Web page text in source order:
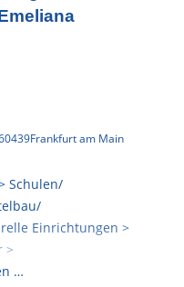
Frankfurt am Main
Schulen/
Einrichtungen >
>
…